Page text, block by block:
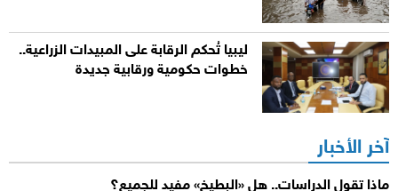
ليبيا تُحكم الرقابة على المبيدات الزراعية..
خطوات حكومية ورقابية جديدة
آخر الأخبار
ماذا تقول الدراسات.. هل «البطيخ» مفيد للجميع؟